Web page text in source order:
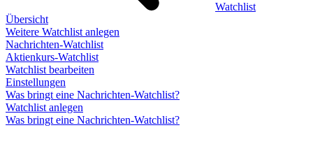
Watchlist
Übersicht
Weitere Watchlist anlegen
Nachrichten-Watchlist
Aktienkurs-Watchlist
Watchlist bearbeiten
Einstellungen
Was bringt eine Nachrichten-Watchlist?
Watchlist anlegen
Was bringt eine Nachrichten-Watchlist?